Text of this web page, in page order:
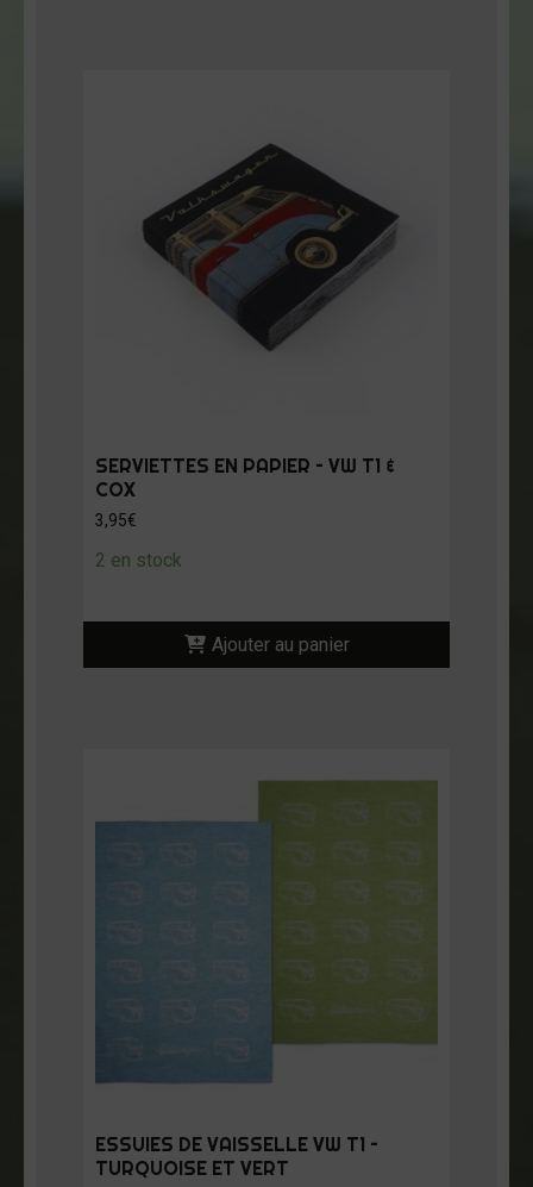
SERVIETTES EN PAPIER – VW T1 &
COX
3,95€
2 en stock
Ajouter au panier
ESSUIES DE VAISSELLE VW T1 –
TURQUOISE ET VERT